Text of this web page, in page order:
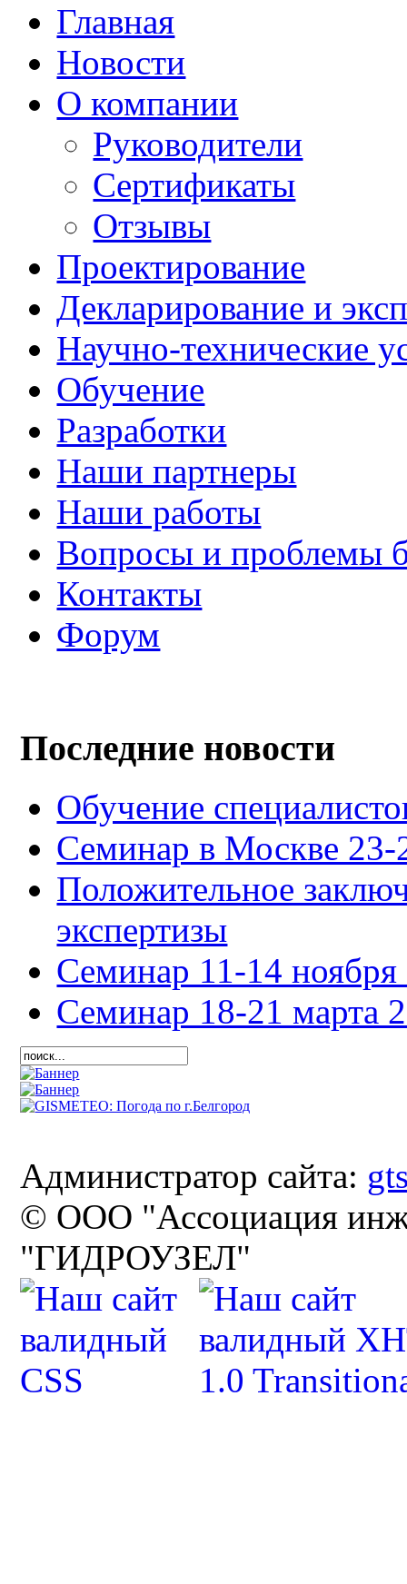
Главная
Новости
О компании
Руководители
Сертификаты
Отзывы
Проектирование
Декларирование и
Научно-технические
Обучение
Разработки
Наши партнеры
Наши работы
Вопросы и проблемы
Контакты
Форум
Последние новости
Обучение
Семинар в Москве 23-
Положительное
экспертизы
Семинар 11-14 ноября
Семинар 18-21 марта
Администратор сайта:
© ООО "Ассоциация
"ГИДРОУЗЕЛ"